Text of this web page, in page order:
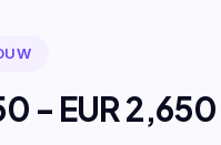
- EUR 2,650